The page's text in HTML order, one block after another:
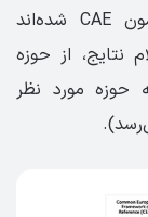
کسانی‌که موفق به کسب مدرک رسمی آزمون CAE شده‌اند
از اعلام نتایج، از حوزه
حوزه مورد نظر